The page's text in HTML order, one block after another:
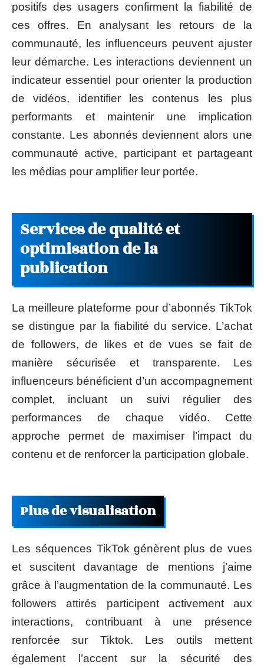
positifs des usagers confirment la fiabilité de
ces offres. En analysant les retours de la
communauté, les influenceurs peuvent ajuster
leur démarche. Les interactions deviennent un
indicateur essentiel pour orienter la production
de vidéos, identifier les contenus les plus
performants et maintenir une implication
constante. Les abonnés deviennent alors une
communauté active, participant et partageant
les médias pour amplifier leur portée.
Services de qualité et
optimisation de la
publication
La meilleure plateforme pour d’abonnés TikTok
se distingue par la fiabilité du service. L’achat
de followers, de likes et de vues se fait de
manière sécurisée et transparente. Les
influenceurs bénéficient d’un accompagnement
complet, incluant un suivi régulier des
performances de chaque vidéo. Cette
approche permet de maximiser l’impact du
contenu et de renforcer la participation globale.
Plus de visualisation
Les séquences TikTok génèrent plus de vues
et suscitent davantage de mentions j’aime
grâce à l’augmentation de la communauté. Les
followers attirés participent activement aux
interactions, contribuant à une présence
renforcée sur Tiktok. Les outils mettent
également l’accent sur la sécurité des